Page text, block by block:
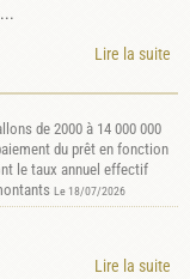
Lire la suite
de 2000 à 14 000 000
du prêt en fonction
le taux annuel effectif
Le 18/07/2026
Lire la suite